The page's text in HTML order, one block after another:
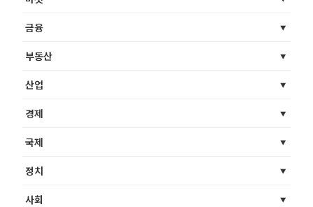
금융
부동산
산업
경제
국제
정치
사회